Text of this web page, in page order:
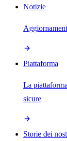
Notizie
Piattaforma
La
sicure
Storie dei